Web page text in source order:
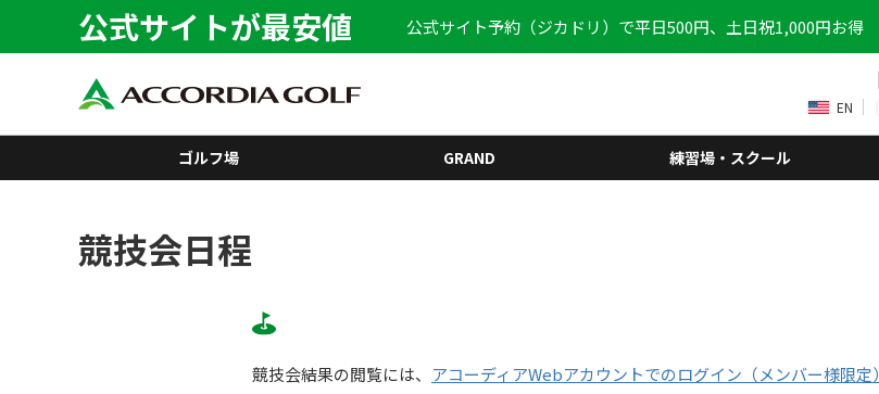
公式サイトが最安値 公式サイト予約（ジカドリ）で平日500円、土日祝1,000円お得
EN
ゴルフ場 GRAND 練習場・スクール
競技会日程
競技会結果の閲覧には、 アコーディアWebアカウントでのログイン（メンバー様限定）